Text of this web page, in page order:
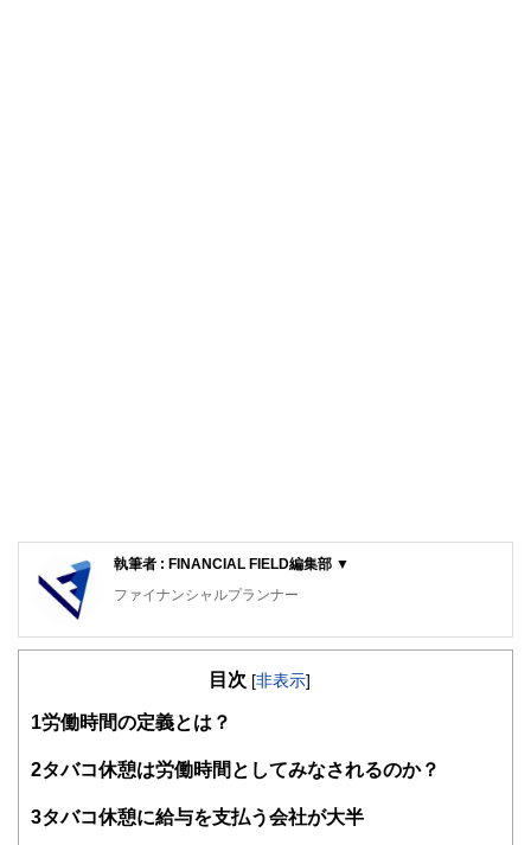
執筆者 : FINANCIAL FIELD編集部 ▼
ファイナンシャルプランナー
FinancialField編集部は、金融、経済に関する記事を、日々
知識がない方でも理解できるようわかりやすく発信していま
得者を中心に「お金や暮らし」に関する書籍・雑誌の編集経
験者で構成され、企画立案から記事掲載まですべての工程に
目次 [非表示]
1 労働時間の定義とは？
2タバコ休憩は労働時間としてみなされるのか？
3タバコ休憩に給与を支払う会社が大半